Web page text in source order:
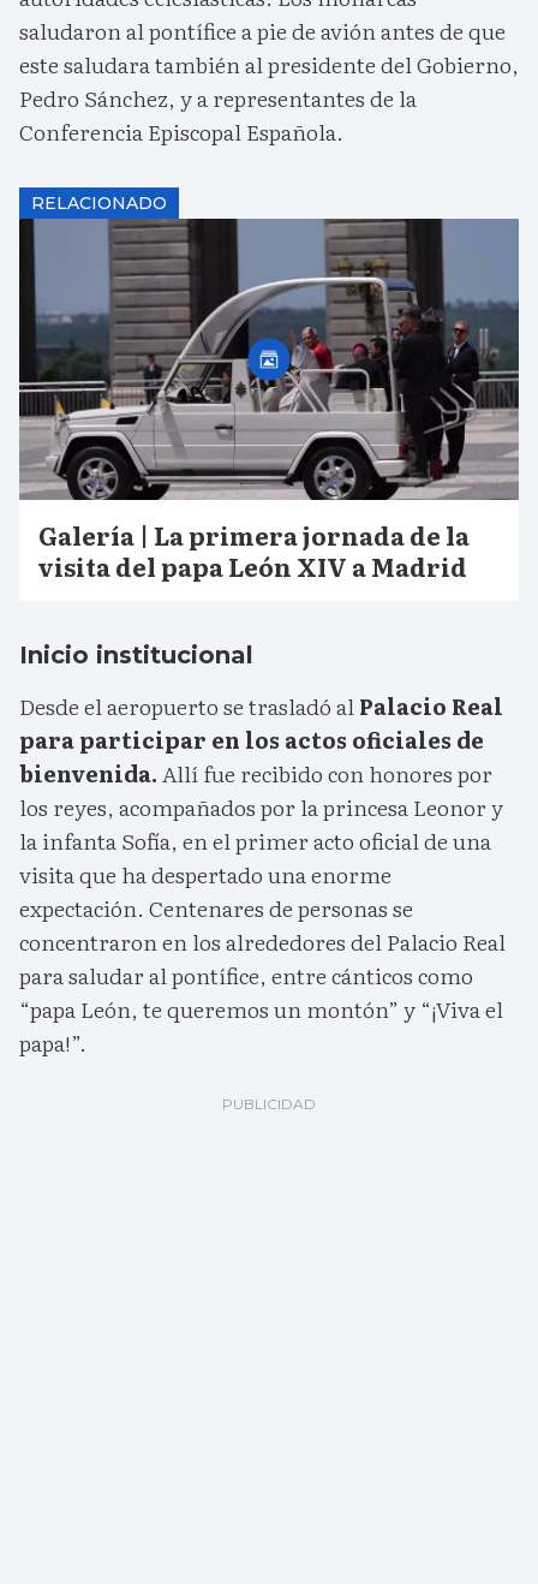
saludaron al pontífice a pie de avión antes de que
este saludara también al presidente del Gobierno,
Pedro Sánchez, y a representantes de la
Conferencia Episcopal Española.
RELACIONADO
Galería | La primera jornada de la
visita del papa León XIV a Madrid
Inicio institucional
Desde el aeropuerto se trasladó alPalacio Real
para participar en los actos oficiales de
bienvenida.Allí fue recibido con honores por
los reyes, acompañados por la princesa Leonor y
la infanta Sofía, en el primer acto oficial de una
visita que ha despertado una enorme
expectación. Centenares de personas se
concentraron en los alrededores del Palacio Real
para saludar al pontífice, entre cánticos como
“papa León, te queremos un montón” y “¡Viva el
papa!”.